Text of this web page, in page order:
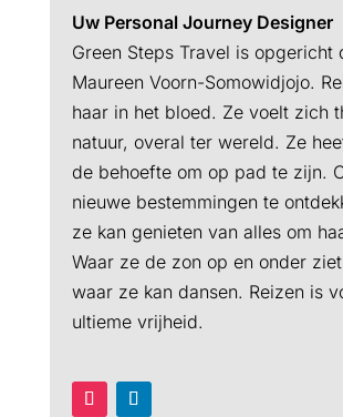
Uw Personal Journey Designer
Green Steps Travel is opgericht
Maureen Voorn-Somowidjojo.
haar in het bloed. Ze voelt zich
natuur, overal ter wereld. Ze
de behoefte om op pad te zijn.
nieuwe bestemmingen te
ze kan genieten van alles om
Waar ze de zon op en onder
waar ze kan dansen. Reizen is
ultieme vrijheid.